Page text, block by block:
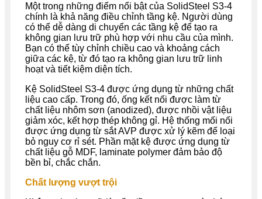
Một trong những điểm nổi bật của SolidSteel S3-4
chính là khả năng điều chỉnh tầng kệ. Người dùng
có thể dễ dàng di chuyển các tầng kệ để tạo ra
không gian lưu trữ phù hợp với nhu cầu của mình.
Bạn có thể tùy chỉnh chiều cao và khoảng cách
giữa các kệ, từ đó tạo ra không gian lưu trữ linh
hoạt và tiết kiệm diện tích.
Kệ SolidSteel S3-4 được ứng dụng từ những chất
liệu cao cấp. Trong đó, ống kết nối được làm từ
chất liệu nhôm sơn (anodized), được nhồi vật liệu
giảm xóc, kết hợp thép không gỉ. Hệ thống mối nối
được ứng dụng từ sắt AVP được xử lý kẽm để loại
bỏ nguy cơ rỉ sét. Phần mặt kệ được ứng dụng từ
chất liệu gỗ MDF, laminate polymer đảm bảo độ
bền bỉ, chắc chắn.
Chất lượng vượt trội